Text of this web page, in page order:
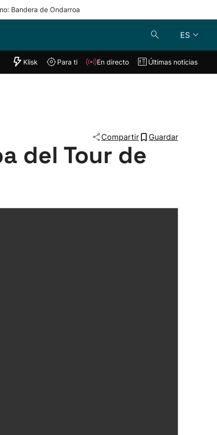
Bandera de Ondarroa
ES
"Helmuga"
Klisk En directo
Klisk Para ti En directo Últimas noticias
Compartir Guardar
del Tour de